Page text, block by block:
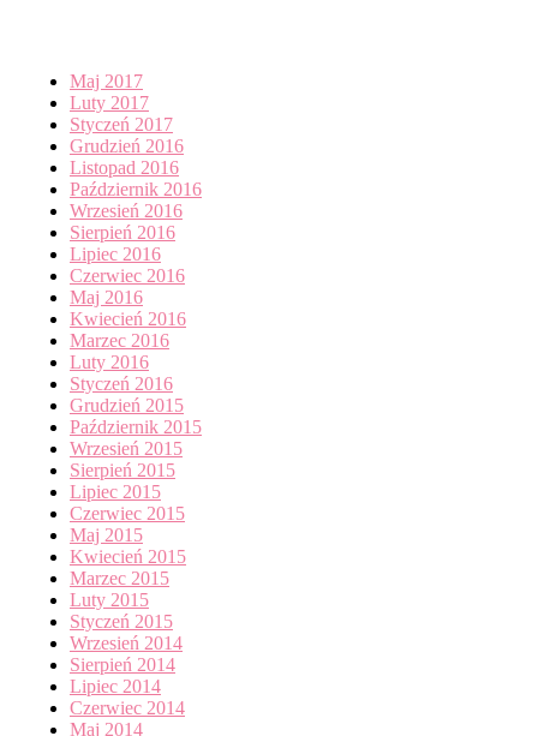
Maj 2017
Luty 2017
Styczeń 2017
Grudzień 2016
Listopad 2016
Październik 2016
Wrzesień 2016
Sierpień 2016
Lipiec 2016
Czerwiec 2016
Maj 2016
Kwiecień 2016
Marzec 2016
Luty 2016
Styczeń 2016
Grudzień 2015
Październik 2015
Wrzesień 2015
Sierpień 2015
Lipiec 2015
Czerwiec 2015
Maj 2015
Kwiecień 2015
Marzec 2015
Luty 2015
Styczeń 2015
Wrzesień 2014
Sierpień 2014
Lipiec 2014
Czerwiec 2014
Maj 2014